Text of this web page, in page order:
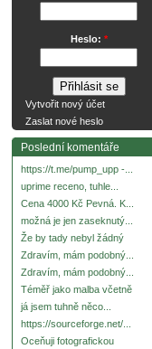
Heslo: *
Vytvořit nový účet
Zaslat nové heslo
Poslední komentáře
https://t.me/pump_upp -...
uprime receno, tuhle...
Cena 4000 Kč Pevná. K...
možná je jen zaseknutý...
Že by tady nebyl žádný
Zdravím, mám podobný...
Zdravím, mám podobný...
Téměř jako malba včetně
já jsem tuhně něco...
https://sourceforge.net/...
Oceňuji fotografickou